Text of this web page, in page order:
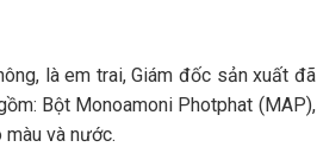
là em trai, Giám đốc sản xuất đã
Bột Monoamoni Photphat (MAP),
và nước.